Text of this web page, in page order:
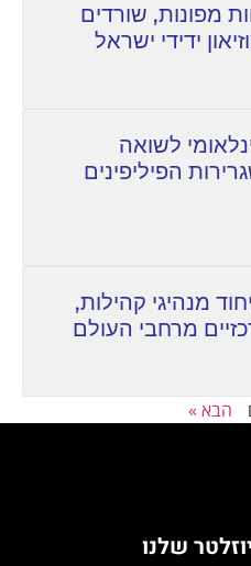
מפונות, שורדים
ידידי ישראל
לשואה
הפיליפינים
מנהיגי קהילות,
מרחבי העולם
הבא »
שלנו